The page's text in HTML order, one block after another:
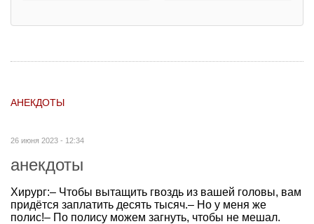
АНЕКДОТЫ
26 июня 2023 - 12:34
анекдоты
Хирург:– Чтобы вытащить гвоздь из вашей головы, вам
придётся заплатить десять тысяч.– Но у меня же
полис!– По полису можем загнуть, чтобы не мешал.